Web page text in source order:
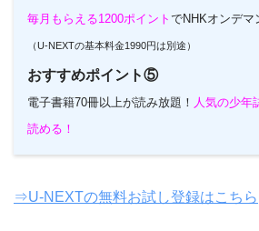
毎月もらえる1200ポイント でNHKオンデマ
（U-NEXTの基本料金1990円は別途）
おすすめポイント⑤
電子書籍70冊以上が読み放題！ 人気の少年
読める！
⇒U-NEXTの無料お試し登録はこちら